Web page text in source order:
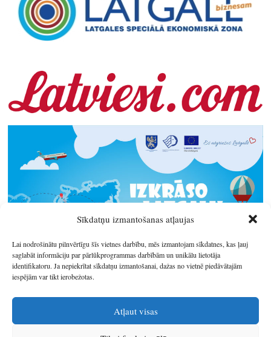
Sīkdatņu izmantošanas atļaujas
Lai nodrošinātu pilnvērtīgu šīs vietnes darbību, mēs izmantojam sīkdatnes, kas ļauj
saglabāt informāciju par pārlūkprogrammas darbībām un unikālu lietotāja
identifikatoru. Ja nepiekrītat sīkdatņu izmantošanai, dažas no vietnē piedāvātajām
iespējām var tikt ierobežotas.
Atļaut visas